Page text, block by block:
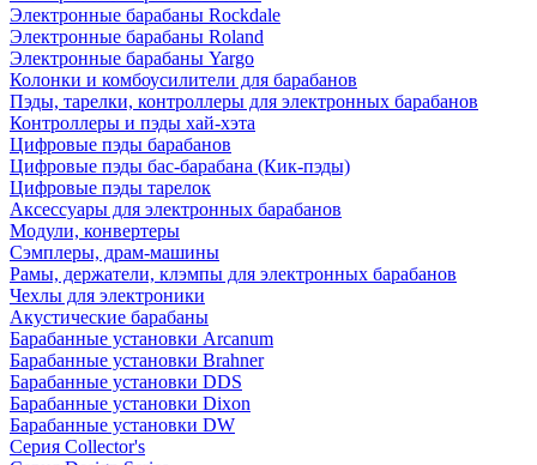
Электронные барабаны Rockdale
Электронные барабаны Roland
Электронные барабаны Yargo
Колонки и комбоусилители для барабанов
Пэды, тарелки, контроллеры для электронных барабанов
Контроллеры и пэды хай-хэта
Цифровые пэды барабанов
Цифровые пэды бас-барабана (Кик-пэды)
Цифровые пэды тарелок
Аксессуары для электронных барабанов
Модули, конвертеры
Сэмплеры, драм-машины
Рамы, держатели, клэмпы для электронных барабанов
Чехлы для электроники
Акустические барабаны
Барабанные установки Arcanum
Барабанные установки Brahner
Барабанные установки DDS
Барабанные установки Dixon
Барабанные установки DW
Серия Collector's